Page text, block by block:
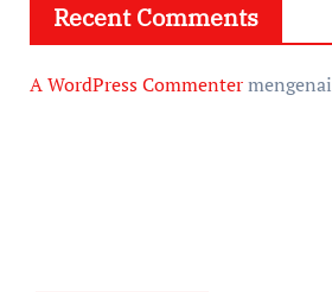
Recent Comments
A WordPress Commentermengenai